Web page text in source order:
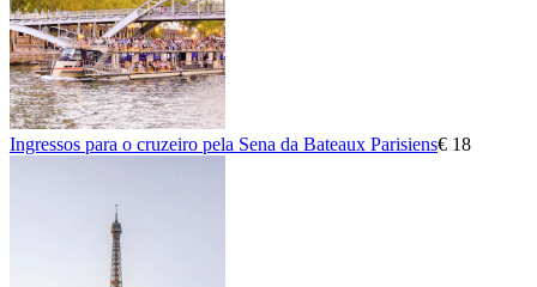
Ingressos para o cruzeiro pela Sena da Bateaux Parisiens€ 18